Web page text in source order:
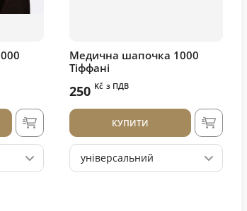
Медична шапочка 1000
Тіффані
250 Kč з ПДВ
КУПИТИ
універсальний